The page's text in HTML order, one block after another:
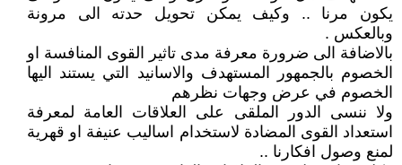
يكون مرنا .. وكيف يمكن تحويل حدته الى مرونة
وبالعكس .
بالاضافة الى ضرورة معرفة مدى تاثير القوى المنافسة او
الخصوم بالجمهور المستهدف والاسانيد التي يستند اليها
الخصوم في عرض وجهات نظرهم
ولا ننسى الدور الملقى على العلاقات العامة لمعرفة
استعداد القوى المضادة لاستخدام اساليب عنيفة او قهرية
لمنع وصول افكارنا ..